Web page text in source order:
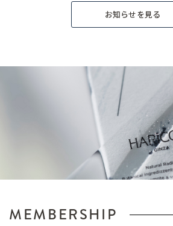
お知らせを見る
MEMBERSHIP